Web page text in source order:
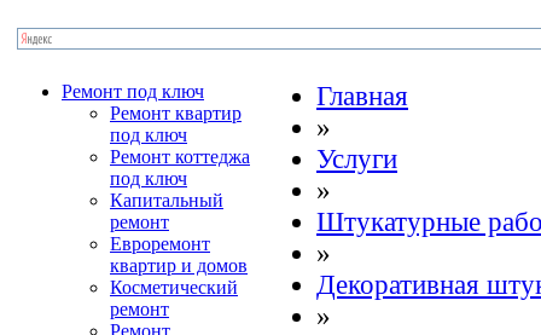
Ремонт под ключ
Ремонт квартир
под ключ
Ремонт коттеджа
под ключ
Капитальный
ремонт
Евроремонт
квартир и домов
Косметический
ремонт
Ремонт
Главная
»
Услуги
»
Штукатурные
»
Декоративная
»